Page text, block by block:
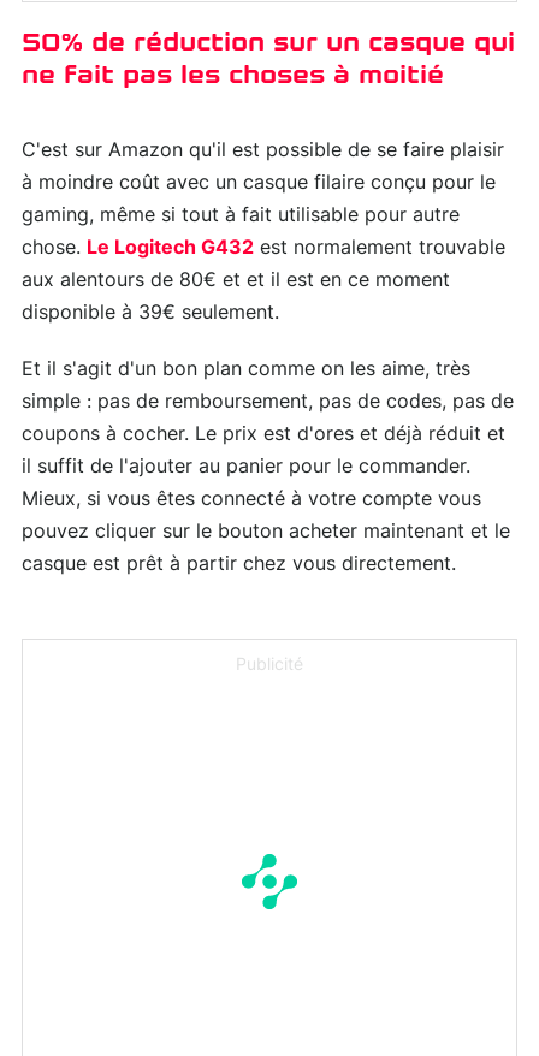
50% de réduction sur un casque qui
ne fait pas les choses à moitié
C'est sur Amazon qu'il est possible de se faire plaisir
à moindre coût avec un casque filaire conçu pour le
gaming, même si tout à fait utilisable pour autre
chose. Le Logitech G432 est normalement trouvable
aux alentours de 80€ et et il est en ce moment
disponible à 39€ seulement.
Et il s'agit d'un bon plan comme on les aime, très
simple : pas de remboursement, pas de codes, pas de
coupons à cocher. Le prix est d'ores et déjà réduit et
il suffit de l'ajouter au panier pour le commander.
Mieux, si vous êtes connecté à votre compte vous
pouvez cliquer sur le bouton acheter maintenant et le
casque est prêt à partir chez vous directement.
Publicité